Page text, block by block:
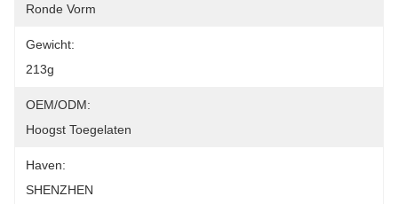
Ronde Vorm
Gewicht:
213g
OEM/ODM:
Hoogst Toegelaten
Haven:
SHENZHEN